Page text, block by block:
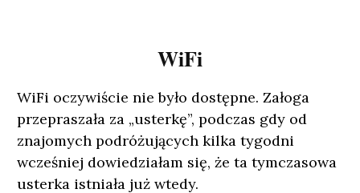
WiFi
WiFi oczywiście nie było dostępne. Załoga
przepraszała za „usterkę”, podczas gdy od
znajomych podróżujących kilka tygodni
wcześniej dowiedziałam się, że ta tymczasowa
usterka istniała już wtedy.